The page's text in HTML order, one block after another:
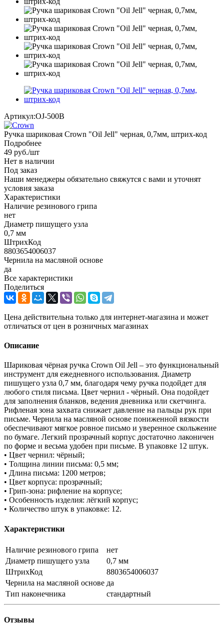
Артикул:OJ-500B
Ручка шариковая Crown "Oil Jell" черная, 0,7мм, штрих-код
Подробнее
49 руб./шт
Нет в наличии
Под заказ
Наши менеджеры обязательно свяжутся с вами и уточнят
условия заказа
Характеристики
Наличие резинового грипа
нет
Диаметр пишущего узла
0,7 мм
ШтрихКод
8803654006037
Чернила на масляной основе
да
Все характеристики
Поделиться
Цена действительна только для интернет-магазина и может
отличаться от цен в розничных магазинах
Описание
Шариковая чёрная ручка Crown Oil Jell – это функциональный
инструмент для ежедневного использования. Диаметр
пишущего узла 0,7 мм, благодаря чему ручка подойдет для
любого стиля письма. Цвет чернил - чёрный. Она подойдет
для заполнения бланков, ведения дневника или скетчинга.
Рифленая зона захвата снижает давление на пальцы рук при
письме. Чернила на масляной основе пониженной вязкости
обеспечивают мягкое ровное письмо и уверенное скольжение
по бумаге. Легкий прозрачный корпус достаточно лаконичен
по форме и весьма удобен при письме. В упаковке 12 штук.
• Цвет чернил: чёрный;
• Толщина линии письма: 0,5 мм;
• Длина письма: 1200 метров;
• Цвет корпуса: прозрачный;
• Грип-зона: рифление на корпусе;
• Особенность изделия: лёгкий корпус;
• Количество штук в упаковке: 12.
Характеристики
Наличие резинового грипа
нет
Диаметр пишущего узла
0,7 мм
ШтрихКод
8803654006037
Чернила на масляной основе да
Тип наконечника
стандартный
Отзывы